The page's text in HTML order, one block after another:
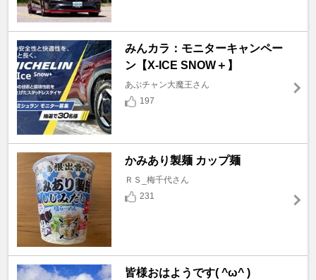
みんカラ：モニターキャンペー
ン【X-ICE SNOW＋】
あぶチャン大魔王さん
197
かみあり製麺 カップ麺
ＲＳ_梅千代さん
231
皆様おはようです( ^ω^ )